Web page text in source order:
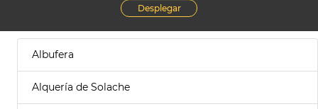
Desplegar
Albufera
Alquería de Solache